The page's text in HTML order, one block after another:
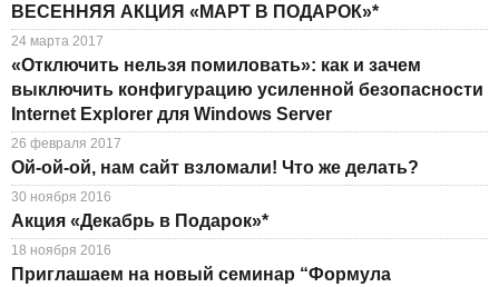
ВЕСЕННЯЯ АКЦИЯ «МАРТ В ПОДАРОК»*
24 марта 2017
«Отключить нельзя помиловать»: как и зачем
выключить конфигурацию усиленной безопасности
Internet Explorer для Windows Server
26 февраля 2017
Ой-ой-ой, нам сайт взломали! Что же делать?
30 ноября 2016
Акция «Декабрь в Подарок»*
18 ноября 2016
Приглашаем на новый семинар “Формула